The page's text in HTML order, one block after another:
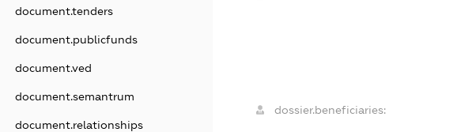
document.tenders
document.publicfunds
document.ved
document.semantrum
document.relationships
dossier.beneficiaries: